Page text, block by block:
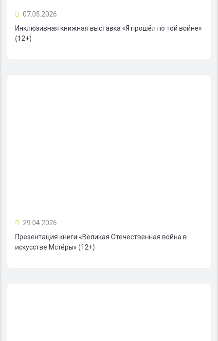
07.05.2026
Инклюзивная книжная выставка «Я прошёл по той войне»
(12+)
29.04.2026
Презентация книги «Великая Отечественная война в
искусстве Мстёры» (12+)